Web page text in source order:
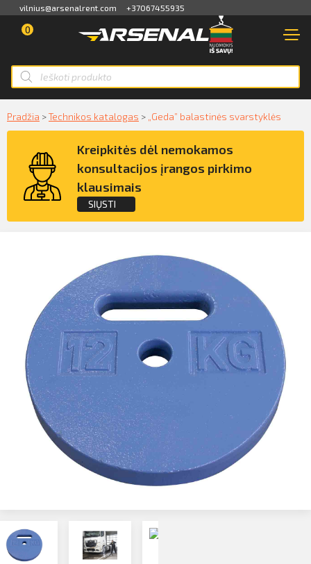
vilnius@arsenalrent.com +37067455935
0
PARDUOTUVĖ NUOMA
PARDAVIMAS
NAUDOTA TECHNIKA
NUOMA
PASLAUGOS
Akti, atlikumi objektos
Pasiūlymai
Mokėjimų sąrašas
Profilio informacija
Kontaktai
Atsijungti
ID card
Mobile ID
Pradžia >Technikos katalogas > „Geda” balastinės svarstyklės
Kreipkitės dėl nemokamos
konsultacijos įrangos pirkimo
klausimais
SIŲSTI
pirkimo klausimais
SIŲSTI